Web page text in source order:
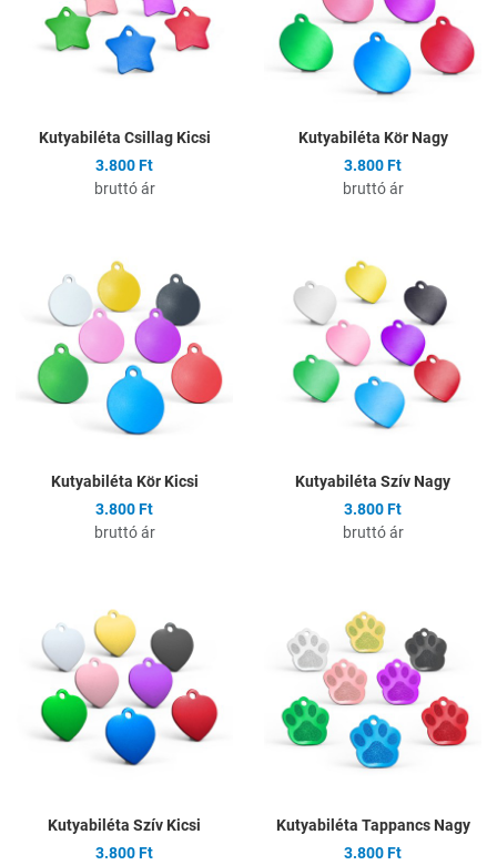
Gyors nézet
Kutyabiléta Csillag Kicsi
3.800 Ft
bruttó ár
Kutyabiléta Kör Nagy
3.800 Ft
bruttó ár
Hozzáadás a kívánságlistához
Összehasonlítás
Gyors nézet
Kutyabiléta Kör Kicsi
3.800 Ft
bruttó ár
Kutyabiléta Szív Nagy
3.800 Ft
bruttó ár
Összehasonlítás
Gyors nézet
Kutyabiléta Szív Kicsi
3.800 Ft
Kutyabiléta Tappancs Nagy
3.800 Ft